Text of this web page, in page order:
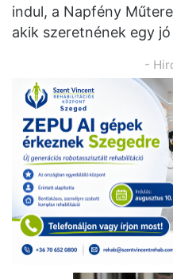
indul, a Napfény
akik szeretnének egy
-